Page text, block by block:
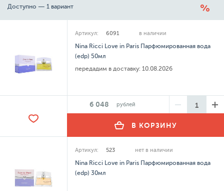
Доступно — 1 вариант
Артикул: 6091 в наличии
Nina Ricci Love in Paris Парфюмированная вода
(edp) 50мл
передадим в доставку: 10.08.2026
6 048 рублей
В КОРЗИНУ
Артикул: 523 нет в наличии
Nina Ricci Love in Paris Парфюмированная вода
(edp) 30мл